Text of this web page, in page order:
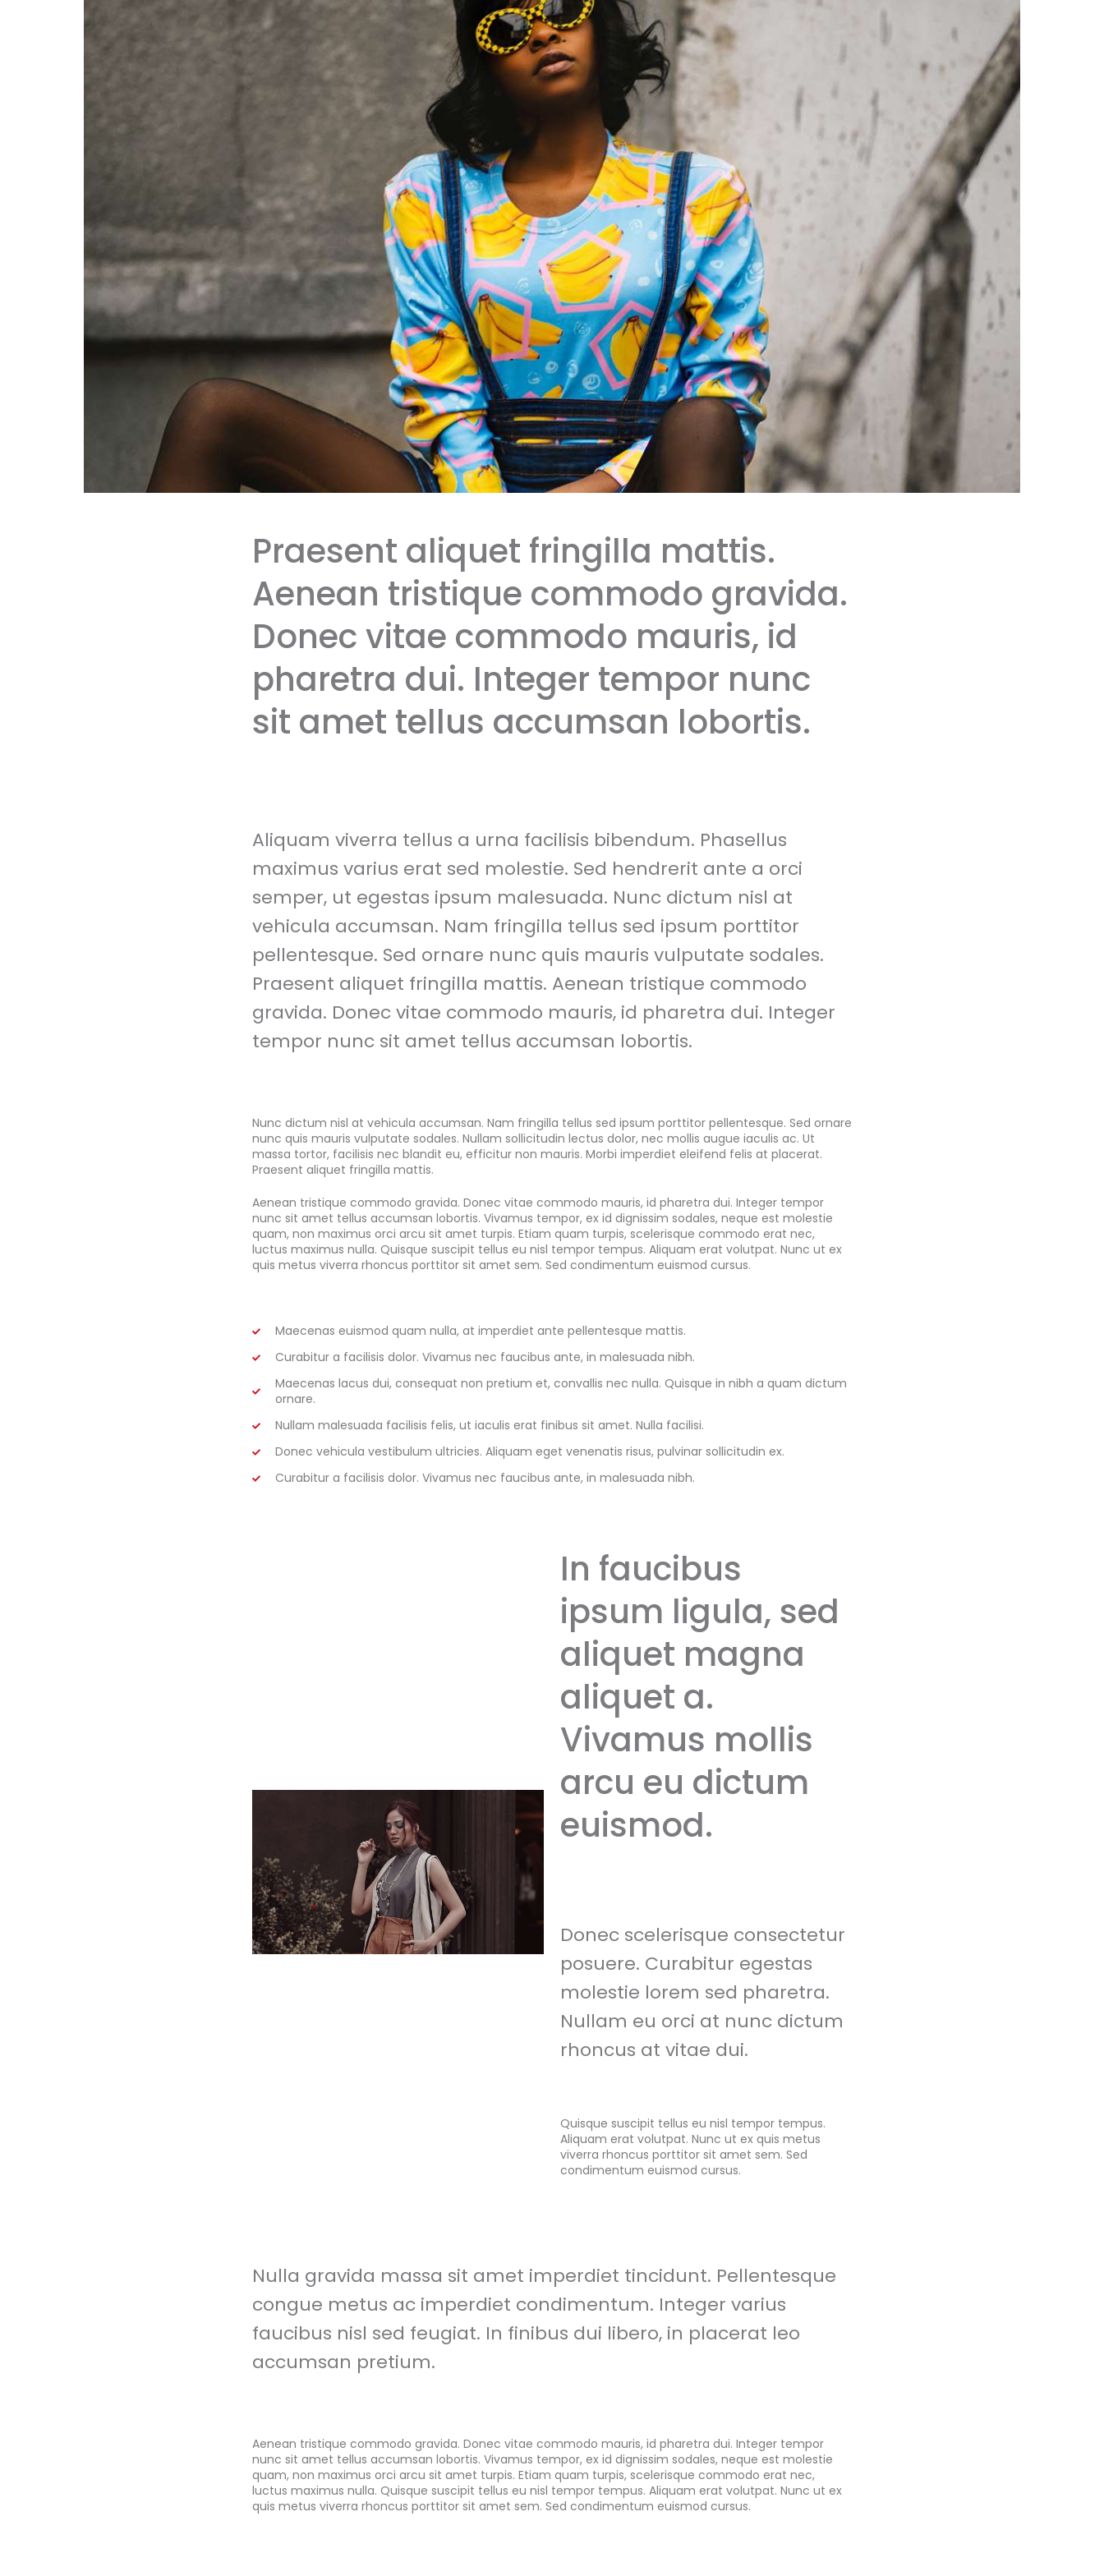
Praesent aliquet fringilla mattis.
Aenean tristique commodo gravida.
Donec vitae commodo mauris, id
pharetra dui. Integer tempor nunc
sit amet tellus accumsan lobortis.
Aliquam viverra tellus a urna facilisis bibendum. Phasellus
maximus varius erat sed molestie. Sed hendrerit ante a orci
semper, ut egestas ipsum malesuada. Nunc dictum nisl at
vehicula accumsan. Nam fringilla tellus sed ipsum porttitor
pellentesque. Sed ornare nunc quis mauris vulputate sodales.
Praesent aliquet fringilla mattis. Aenean tristique commodo
gravida. Donec vitae commodo mauris, id pharetra dui. Integer
tempor nunc sit amet tellus accumsan lobortis.
Nunc dictum nisl at vehicula accumsan. Nam fringilla tellus sed ipsum porttitor pellentesque. Sed ornare
nunc quis mauris vulputate sodales. Nullam sollicitudin lectus dolor, nec mollis augue iaculis ac. Ut
massa tortor, facilisis nec blandit eu, efficitur non mauris. Morbi imperdiet eleifend felis at placerat.
Praesent aliquet fringilla mattis.
Aenean tristique commodo gravida. Donec vitae commodo mauris, id pharetra dui. Integer tempor
nunc sit amet tellus accumsan lobortis. Vivamus tempor, ex id dignissim sodales, neque est molestie
quam, non maximus orci arcu sit amet turpis. Etiam quam turpis, scelerisque commodo erat nec,
luctus maximus nulla. Quisque suscipit tellus eu nisl tempor tempus. Aliquam erat volutpat. Nunc ut ex
quis metus viverra rhoncus porttitor sit amet sem. Sed condimentum euismod cursus.
Maecenas euismod quam nulla, at imperdiet ante pellentesque mattis.
Curabitur a facilisis dolor. Vivamus nec faucibus ante, in malesuada nibh.
Maecenas lacus dui, consequat non pretium et, convallis nec nulla. Quisque in nibh a quam dictum
ornare.
Nullam malesuada facilisis felis, ut iaculis erat finibus sit amet. Nulla facilisi.
Donec vehicula vestibulum ultricies. Aliquam eget venenatis risus, pulvinar sollicitudin ex.
Curabitur a facilisis dolor. Vivamus nec faucibus ante, in malesuada nibh.
In faucibus
ipsum ligula, sed
aliquet magna
aliquet a.
Vivamus mollis
arcu eu dictum
euismod.
Donec scelerisque consectetur
posuere. Curabitur egestas
molestie lorem sed pharetra.
Nullam eu orci at nunc dictum
rhoncus at vitae dui.
Quisque suscipit tellus eu nisl tempor tempus.
Aliquam erat volutpat. Nunc ut ex quis metus
viverra rhoncus porttitor sit amet sem. Sed
condimentum euismod cursus.
Nulla gravida massa sit amet imperdiet tincidunt. Pellentesque
congue metus ac imperdiet condimentum. Integer varius
faucibus nisl sed feugiat. In finibus dui libero, in placerat leo
accumsan pretium.
Aenean tristique commodo gravida. Donec vitae commodo mauris, id pharetra dui. Integer tempor
nunc sit amet tellus accumsan lobortis. Vivamus tempor, ex id dignissim sodales, neque est molestie
quam, non maximus orci arcu sit amet turpis. Etiam quam turpis, scelerisque commodo erat nec,
luctus maximus nulla. Quisque suscipit tellus eu nisl tempor tempus. Aliquam erat volutpat. Nunc ut ex
quis metus viverra rhoncus porttitor sit amet sem. Sed condimentum euismod cursus.